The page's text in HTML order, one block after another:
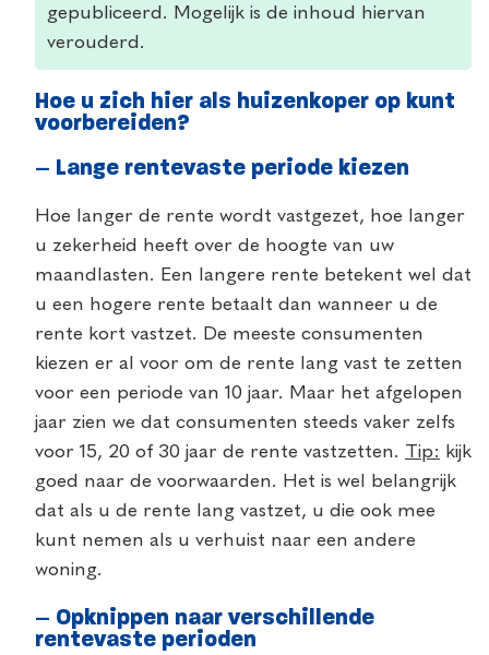
gepubliceerd. Mogelijk is de inhoud hiervan
verouderd.
Hoe u zich hier als huizenkoper op kunt
voorbereiden?
– Lange rentevaste periode kiezen
Hoe langer de rente wordt vastgezet, hoe langer
u zekerheid heeft over de hoogte van uw
maandlasten. Een langere rente betekent wel dat
u een hogere rente betaalt dan wanneer u de
rente kort vastzet. De meeste consumenten
kiezen er al voor om de rente lang vast te zetten
voor een periode van 10 jaar. Maar het afgelopen
jaar zien we dat consumenten steeds vaker zelfs
voor 15, 20 of 30 jaar de rente vastzetten. Tip: kijk
goed naar de voorwaarden. Het is wel belangrijk
dat als u de rente lang vastzet, u die ook mee
kunt nemen als u verhuist naar een andere
woning.
– Opknippen naar verschillende
rentevaste perioden